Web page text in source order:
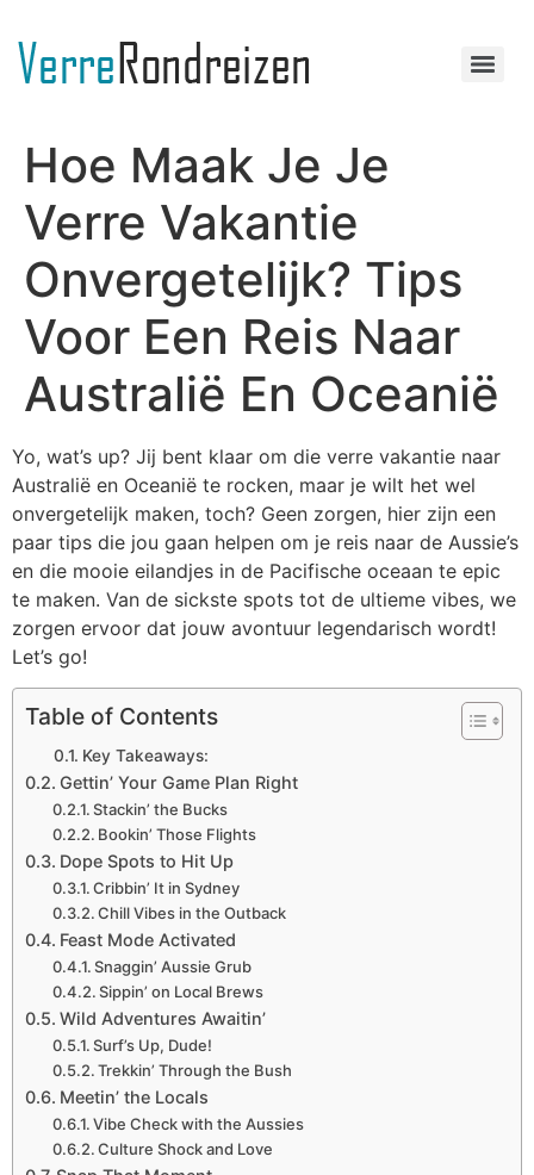
Hoe Maak Je Je
Verre Vakantie
Onvergetelijk? Tips
Voor Een Reis Naar
Australië En Oceanië
Yo, wat’s up? Jij bent klaar om die verre vakantie naar
Australië en Oceanië te rocken, maar je wilt het wel
onvergetelijk maken, toch? Geen zorgen, hier zijn een
paar tips die jou gaan helpen om je reis naar de Aussie’s
en die mooie eilandjes in de Pacifische oceaan te epic
te maken. Van de sickste spots tot de ultieme vibes, we
zorgen ervoor dat jouw avontuur legendarisch wordt!
Let’s go!
Table of Contents
Key Takeaways:
Gettin’ Your Game Plan Right
Stackin’ the Bucks
Bookin’ Those Flights
Dope Spots to Hit Up
Cribbin’ It in Sydney
Chill Vibes in the Outback
Feast Mode Activated
Snaggin’ Aussie Grub
Sippin’ on Local Brews
Wild Adventures Awaitin’
Surf’s Up, Dude!
Trekkin’ Through the Bush
Meetin’ the Locals
Vibe Check with the Aussies
Culture Shock and Love